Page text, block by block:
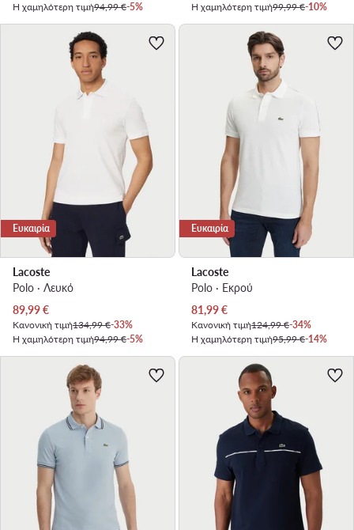
Η χαμηλότερη τιμή94,99 €-5%
Η χαμηλότερη τιμή99,99 €-10%
Ευκαιρία
Lacoste
Polo · Λευκό
Τρέχουσα τιμή
89,99€
Κανονική τιμή134,99 €-33%
Η χαμηλότερη τιμή94,99 €-5%
Ευκαιρία
Lacoste
Polo · Εκρού
Τρέχουσα τιμή
81,99€
Κανονική τιμή124,99 €-34%
Η χαμηλότερη τιμή95,99 €-14%